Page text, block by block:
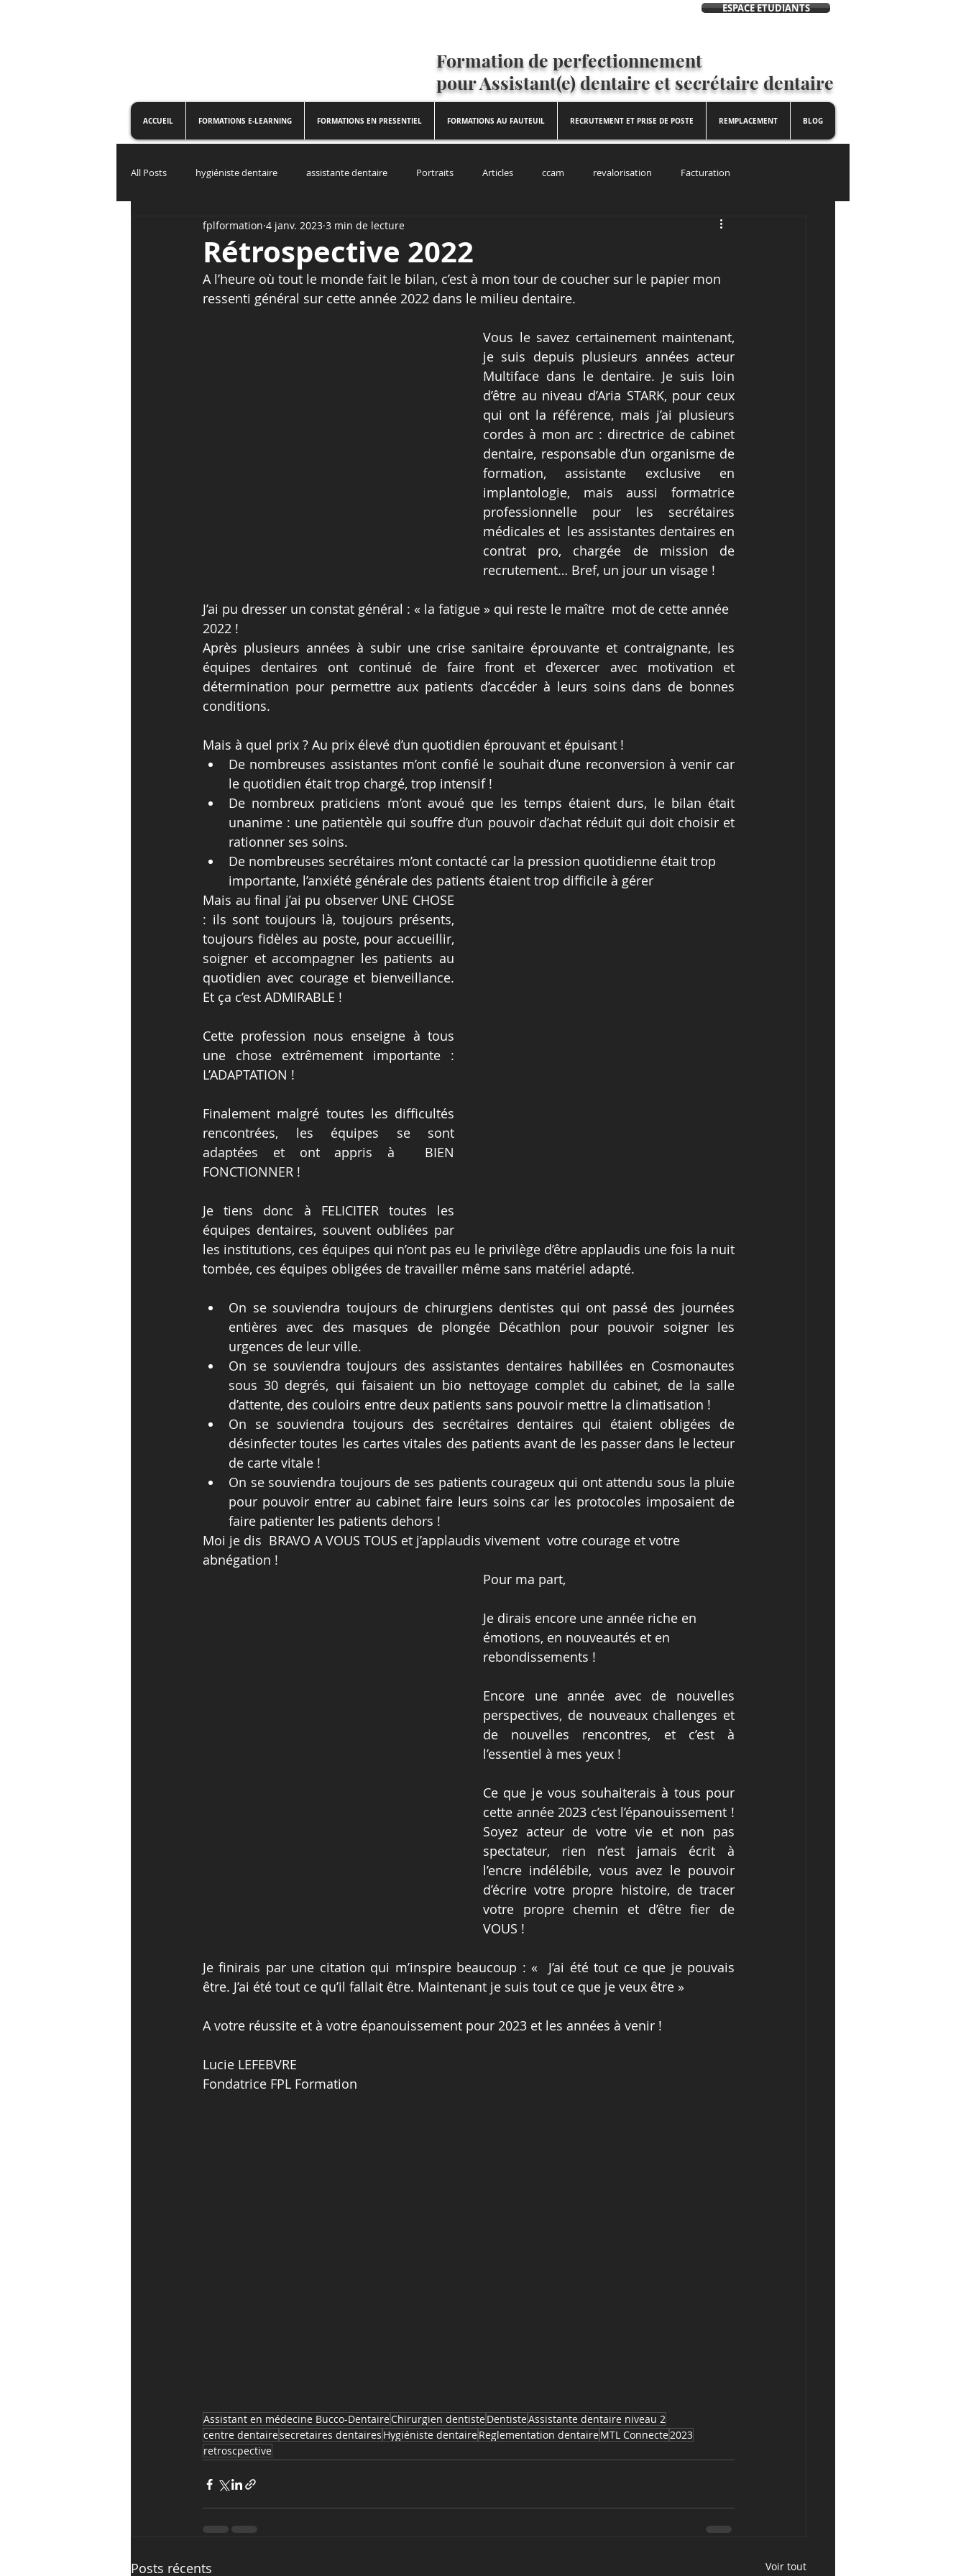
ESPACE ETUDIANTS
Formation de perfectionnement
pour Assistant(e) dentaire et secrétaire dentaire
ACCUEIL FORMATIONS E-LEARNING FORMATIONS EN PRESENTIEL FORMATIONS AU FAUTEUIL RECRUTEMENT ET PRISE DE POSTE REMPLACEMENT BLOG
All Posts hygiéniste dentaire assistante dentaire Portraits Articles ccam revalorisation Facturation
Assurance maladie
Rétrospective 2022
fplformation 4 janv. 2023 3 min de lecture
A l’heure où tout le monde fait le bilan, c’est à mon tour de coucher sur le papier mon
ressenti général sur cette année 2022 dans le milieu dentaire.
Vous le savez certainement maintenant,
je suis depuis plusieurs années acteur
Multiface dans le dentaire. Je suis loin
d’être au niveau d’Aria STARK, pour ceux
qui ont la référence, mais j’ai plusieurs
cordes à mon arc : directrice de cabinet
dentaire, responsable d’un organisme de
formation, assistante exclusive en
implantologie, mais aussi formatrice
professionnelle pour les secrétaires
médicales et  les assistantes dentaires en
contrat pro, chargée de mission de
recrutement… Bref, un jour un visage !
J’ai pu dresser un constat général : « la fatigue » qui reste le maître  mot de cette année
2022 !
Après plusieurs années à subir une crise sanitaire éprouvante et contraignante, les
équipes dentaires ont continué de faire front et d’exercer avec motivation et
détermination pour permettre aux patients d’accéder à leurs soins dans de bonnes
conditions.
Mais à quel prix ? Au prix élevé d’un quotidien éprouvant et épuisant !
De nombreuses assistantes m’ont confié le souhait d’une reconversion à venir car
le quotidien était trop chargé, trop intensif !
De nombreux praticiens m’ont avoué que les temps étaient durs, le bilan était
unanime : une patientèle qui souffre d’un pouvoir d’achat réduit qui doit choisir et
rationner ses soins.
De nombreuses secrétaires m’ont contacté car la pression quotidienne était trop
importante, l’anxiété générale des patients étaient trop difficile à gérer
Mais au final j’ai pu observer UNE CHOSE
: ils sont toujours là, toujours présents,
toujours fidèles au poste, pour accueillir,
soigner et accompagner les patients au
quotidien avec courage et bienveillance.
Et ça c’est ADMIRABLE !
Cette profession nous enseigne à tous
une chose extrêmement importante :
L’ADAPTATION !
Finalement malgré toutes les difficultés
rencontrées, les équipes se sont
adaptées et ont appris à  BIEN
FONCTIONNER !
Je tiens donc à FELICITER toutes les
équipes dentaires, souvent oubliées par
les institutions, ces équipes qui n’ont pas eu le privilège d’être applaudis une fois la nuit
tombée, ces équipes obligées de travailler même sans matériel adapté.
On se souviendra toujours de chirurgiens dentistes qui ont passé des journées
entières avec des masques de plongée Décathlon pour pouvoir soigner les
urgences de leur ville.
On se souviendra toujours des assistantes dentaires habillées en Cosmonautes
sous 30 degrés, qui faisaient un bio nettoyage complet du cabinet, de la salle
d’attente, des couloirs entre deux patients sans pouvoir mettre la climatisation !
On se souviendra toujours des secrétaires dentaires qui étaient obligées de
désinfecter toutes les cartes vitales des patients avant de les passer dans le lecteur
de carte vitale !
On se souviendra toujours de ses patients courageux qui ont attendu sous la pluie
pour pouvoir entrer au cabinet faire leurs soins car les protocoles imposaient de
faire patienter les patients dehors !
Moi je dis  BRAVO A VOUS TOUS et j’applaudis vivement  votre courage et votre
abnégation !
Pour ma part,
Je dirais encore une année riche en
émotions, en nouveautés et en
rebondissements !
Encore une année avec de nouvelles
perspectives, de nouveaux challenges et
de nouvelles rencontres, et c’est à
l’essentiel à mes yeux !
Ce que je vous souhaiterais à tous pour
cette année 2023 c’est l’épanouissement !
Soyez acteur de votre vie et non pas
spectateur, rien n’est jamais écrit à
l’encre indélébile, vous avez le pouvoir
d’écrire votre propre histoire, de tracer
votre propre chemin et d’être fier de
VOUS !
Je finirais par une citation qui m’inspire beaucoup : «  J’ai été tout ce que je pouvais
être. J’ai été tout ce qu’il fallait être. Maintenant je suis tout ce que je veux être »
A votre réussite et à votre épanouissement pour 2023 et les années à venir !
Lucie LEFEBVRE
Fondatrice FPL Formation
Assistant en médecine Bucco-DentaireChirurgien dentisteDentisteAssistante dentaire niveau 2
centre dentairesecretaires dentaires Hygiéniste dentaireReglementation dentaireMTL Connecte2023
retroscpective
Posts récents Voir tout